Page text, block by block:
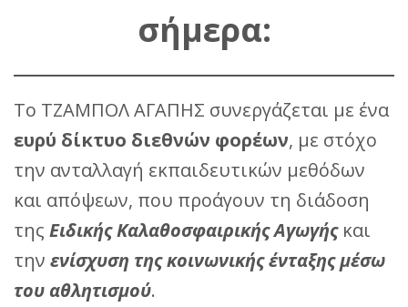
σήμερα:
Το ΤΖΑΜΠΟΛ ΑΓΑΠΗΣ συνεργάζεται με ένα
ευρύ δίκτυο διεθνών φορέων, με στόχο
την ανταλλαγή εκπαιδευτικών μεθόδων
και απόψεων, που προάγουν τη διάδοση
της Ειδικής Καλαθοσφαιρικής Αγωγής και
την ενίσχυση της κοινωνικής ένταξης μέσω
του αθλητισμού.